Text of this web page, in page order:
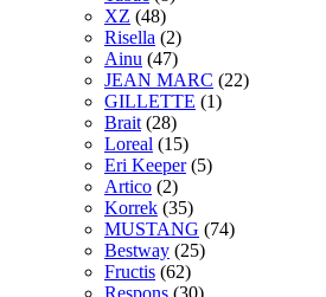
XZ (48)
Risella (2)
Ainu (47)
JEAN MARC (22)
GILLETTE (1)
Brait (28)
Loreal (15)
Eri Keeper (5)
Artico (2)
Korrek (35)
MUSTANG (74)
Bestway (25)
Fructis (62)